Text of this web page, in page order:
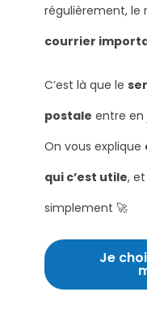
régulièrement, le
courrier
C’est là que le
postale entre en
On vous explique
qui c’est utile, et
simplement 🚀
Je